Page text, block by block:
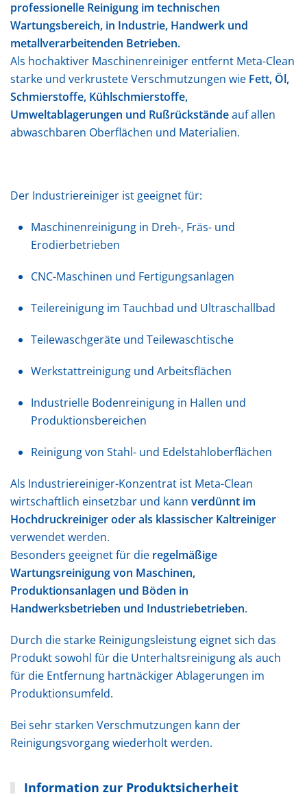
professionelle Reinigung im technischen
Wartungsbereich, in Industrie, Handwerk und
metallverarbeitenden Betrieben.
Als hochaktiver Maschinenreiniger entfernt Meta-Clean
starke und verkrustete Verschmutzungen wie Fett, Öl,
Schmierstoffe, Kühlschmierstoffe,
Umweltablagerungen und Rußrückständeauf allen
abwaschbaren Oberflächen und Materialien.
Der Industriereiniger ist geeignet für:
Maschinenreinigung in Dreh-, Fräs- und
Erodierbetrieben
CNC-Maschinen und Fertigungsanlagen
Teilereinigung im Tauchbad und Ultraschallbad
Teilewaschgeräte und Teilewaschtische
Werkstattreinigung und Arbeitsflächen
Industrielle Bodenreinigung in Hallen und
Produktionsbereichen
Reinigung von Stahl- und Edelstahloberflächen
Als Industriereiniger-Konzentrat ist Meta-Clean
wirtschaftlich einsetzbar und kann verdünnt im
Hochdruckreiniger oder als klassischer Kaltreiniger
verwendet werden.
Besonders geeignet für die regelmäßige
Wartungsreinigung von Maschinen,
Produktionsanlagen und Böden in
Handwerksbetrieben und Industriebetrieben.
Durch die starke Reinigungsleistung eignet sich das
Produkt sowohl für die Unterhaltsreinigung als auch
für die Entfernung hartnäckiger Ablagerungen im
Produktionsumfeld.
Bei sehr starken Verschmutzungen kann der
Reinigungsvorgang wiederholt werden.
Information zur Produktsicherheit